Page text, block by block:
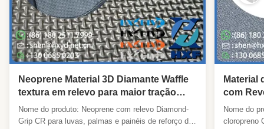
Neoprene Material 3D Diamante Waffle
textura em relevo para maior tração
resistência ao desgaste duradoura
Nome do produto: Neoprene com relevo Diamond-
Grip CR para luvas, palmas e painéis de reforço de
Material
com
Forte
Roupa
Nome do
cloropreno